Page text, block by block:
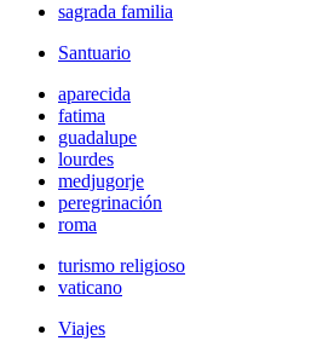
sagrada familia
Santuario
aparecida
fatima
guadalupe
lourdes
medjugorje
peregrinación
roma
turismo religioso
vaticano
Viajes